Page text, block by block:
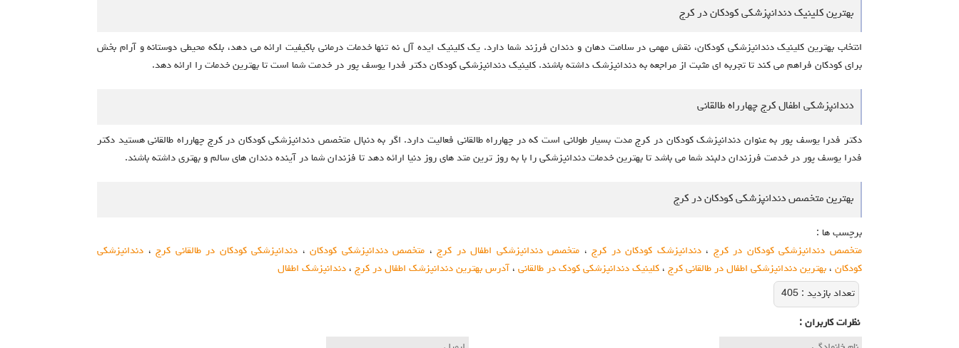
بهترین کلینیک دندانپزشکی کودکان در کرج
انتخاب بهترین کلینیک دندانپزشکی کودکان، نقش مهمی در سلامت دهان و دندان فرزند شما دارد. یک کلینیک ایده‌ آل نه تنها خدمات درمانی باکیفیت ارائه می‌ دهد، بلکه محیطی دوستانه و آرام‌ بخش
برای کودکان فراهم می‌ کند تا تجربه‌ ای مثبت از مراجعه به دندانپزشک داشته باشند. کلینیک دندانپزشکی کودکان دکتر فدرا یوسف پور در خدمت شما است تا بهترین خدمات را ارائه دهد.
دندانپزشکی اطفال کرج چهارراه طالقانی
دکتر فدرا یوسف پور به عنوان دندانپزشک کودکان در کرج مدت بسیار طولانی است که در چهارراه طالقانی فعالیت دارد. اگر به دنبال متخصص دندانپزشکی کودکان در کرج چهارراه طالقانی هستید دکتر
فدرا یوسف پور در خدمت فرزندان دلبند شما می باشد تا بهترین خدمات دندانپزشکی را با به روز ترین متد های روز دنیا ارائه دهد تا فزندان شما در آینده دندان های سالم و بهتری داشته باشند.
بهترین متخصص دندانپزشکی کودکان در کرج
برچسب ها :
متخصص دندانپزشکی کودکان در کرج ،دندانپزشک کودکان در کرج، متخصص دندانپزشکی اطفال در کرج، متخصص دندانپزشکی کودکان، دندانپزشکی کودکان در طالقانی کرج، دندانپزشکی
کودکان ،بهترین دندانپزشکی اطفال در طالقانی کرج ،کلینیک دندانپزشکی کودک در طالقانی ، آدرس بهترین دندانپزشک اطفال در کرج ،دندانپزشک اطفال
تعداد بازديد :405
نظرات كاربران :